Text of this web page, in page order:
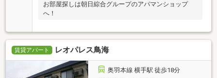
お部屋探しは朝日綜合グループのアパマンショップ
へ！
賃貸アパート レオパレス鳥海
奥羽本線 横手駅 徒歩18分